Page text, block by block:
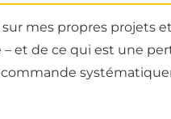
mes propres projets et
et de ce qui est une